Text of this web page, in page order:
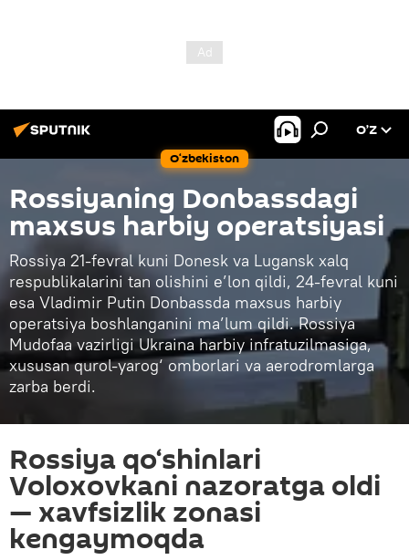
O‘zbekiston
O’Z
Rossiyaning Donbassdagi
maxsus harbiy operatsiyasi
Rossiya 21-fevral kuni Donesk va Lugansk xalq
respublikalarini tan olishini e’lon qildi, 24-fevral kuni
esa Vladimir Putin Donbassda maxsus harbiy
operatsiya boshlanganini ma’lum qildi. Rossiya
Mudofaa vazirligi Ukraina harbiy infratuzilmasiga,
xususan qurol-yarog‘ omborlari va aerodromlarga
zarba berdi.
Rossiya qo‘shinlari
Voloxovkani nazoratga oldi
— xavfsizlik zonasi
kengaymoqda